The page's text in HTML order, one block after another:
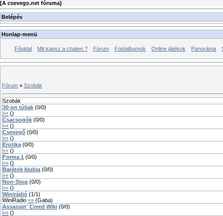
[A csevego.net fóruma]
Belépés
Honlap-menü
Főoldal Mit kapsz a chaten ? Fórum Fotóalbumok Online játékok Panoráma
Fórum » Szobák
Szobák
30-on túliak (0/0)
»» ()
Csacsogók (0/0)
»» ()
Csevegő (0/0)
»» ()
Erotika (0/0)
»» ()
Forma 1 (0/0)
»» ()
Barátok klubja (0/0)
»» ()
Non-Stop (0/0)
»» ()
Winirádió (1/1)
WiniRadio »» (Gaba)
Assassin' Creed Wiki (0/0)
»» ()